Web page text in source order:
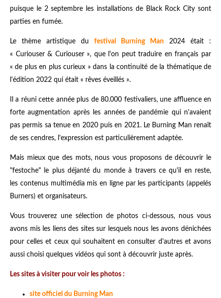
puisque le 2 septembre les installations de Black Rock City sont
parties en fumée.
Le thème artistique du festival Burning Man 2024 était :
« Curiouser & Curiouser », que l'on peut traduire en français par
« de plus en plus curieux » dans la continuité de la thématique de
l'édition 2022 qui était « rêves éveillés ».
Il a réuni cette année plus de 80.000 festivaliers, une affluence en
forte augmentation après les années de pandémie qui n'avaient
pas permis sa tenue en 2020 puis en 2021. Le Burning Man renaît
de ses cendres, l'expression est particulièrement adaptée.
Mais mieux que des mots, nous vous proposons de découvrir le
"festoche" le plus déjanté du monde à travers ce qu'il en reste,
les contenus multimédia mis en ligne par les participants (appelés
Burners) et organisateurs.
Vous trouverez une sélection de photos ci-dessous, nous vous
avons mis les liens des sites sur lesquels nous les avons dénichées
pour celles et ceux qui souhaitent en consulter d'autres et avons
aussi choisi quelques vidéos qui sont à découvrir juste après.
Les sites à visiter pour voir les photos :
site officiel du Burning Man